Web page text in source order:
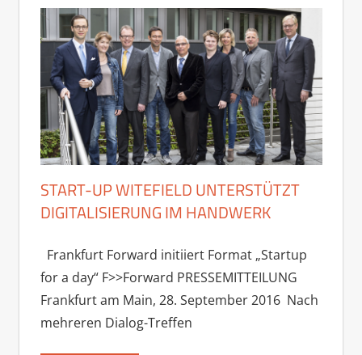
START-UP WITEFIELD UNTERSTÜTZT
DIGITALISIERUNG IM HANDWERK
Frankfurt Forward initiiert Format „Startup
for a day“ F>>Forward PRESSEMITTEILUNG
Frankfurt am Main, 28. September 2016 Nach
mehreren Dialog-Treffen